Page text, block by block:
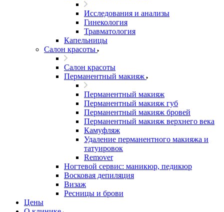
Исследования и анализы
Гинекология
Травматология
Капельницы
Салон красоты
Салон красоты
Перманентный макияж
Перманентный макияж
Перманентный макияж губ
Перманентный макияж бровей
Перманентный макияж верхнего века
Камуфляж
Удаление перманентного макияжа и
татуировок
Remover
Ногтевой сервис: маникюр, педикюр
Восковая депиляция
Визаж
Ресницы и брови
Цены